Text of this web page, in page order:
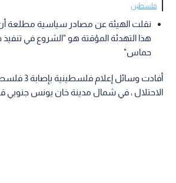
فلسطين
نقلت الهيئة عن مصادر سياسية مطلعة
هذا التهدئة المؤقتة هو "الشروع في
حماس"
أفادت وسائل
الاحتلال ، في شمال مدينة خان يونس جنوبي